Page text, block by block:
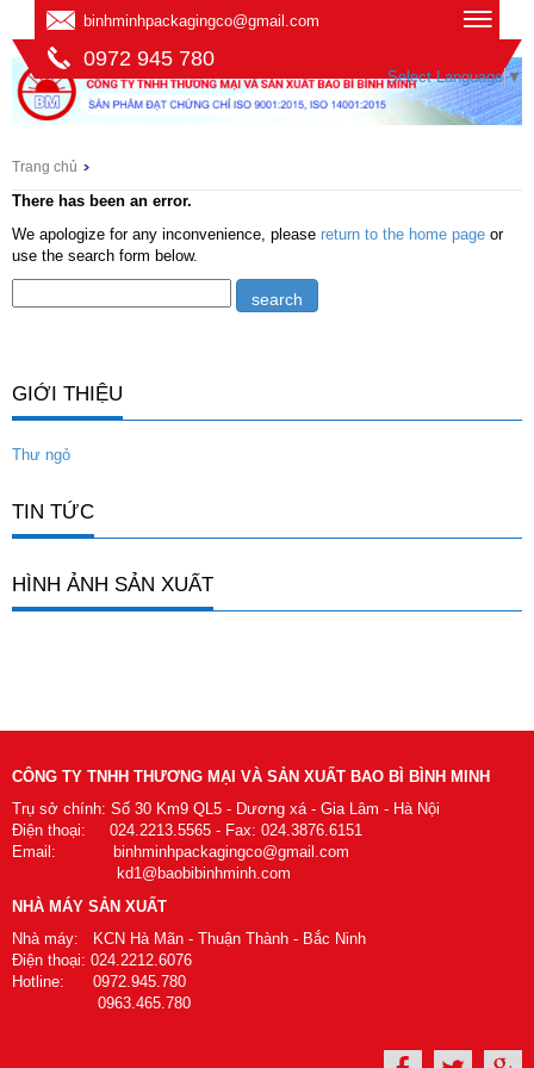
binhminhpackagingco@gmail.com
0972 945 780
Select Language ▼
Trang chủ
There has been an error.
We apologize for any inconvenience, please return to the home page or
use the search form below.
GIỚI THIỆU
Thư ngỏ
TIN TỨC
HÌNH ẢNH SẢN XUẤT
CÔNG TY TNHH THƯƠNG MẠI VÀ SẢN XUẤT BAO BÌ BÌNH MINH
Trụ sở chính: Số 30 Km9 QL5 - Dương xá - Gia Lâm - Hà Nội
Điện thoại: 024.2213.5565 - Fax: 024.3876.6151
Email: binhminhpackagingco@gmail.com
kd1@baobibinhminh.com
NHÀ MÁY SẢN XUẤT
Nhà máy: KCN Hà Mãn - Thuận Thành - Bắc Ninh
Điện thoại: 024.2212.6076
Hotline: 0972.945.780
0963.465.780